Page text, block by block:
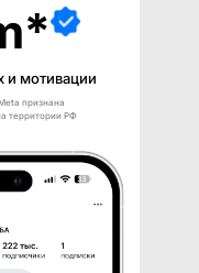
и мотивации
признана
территории РФ